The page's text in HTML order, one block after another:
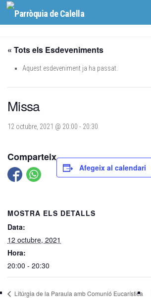
Skip to content
« Tots els Esdeveniments
Aquest esdeveniment ja ha passat.
Missa
12 octubre, 2021 @ 20:00 - 20:30
Comparteix
Afegeix al calendari
MOSTRA ELS DETALLS
Data:
12 octubre, 2021
Hora:
20:00 - 20:30
Litúrgia de la Paraula amb Comunió Eucarística